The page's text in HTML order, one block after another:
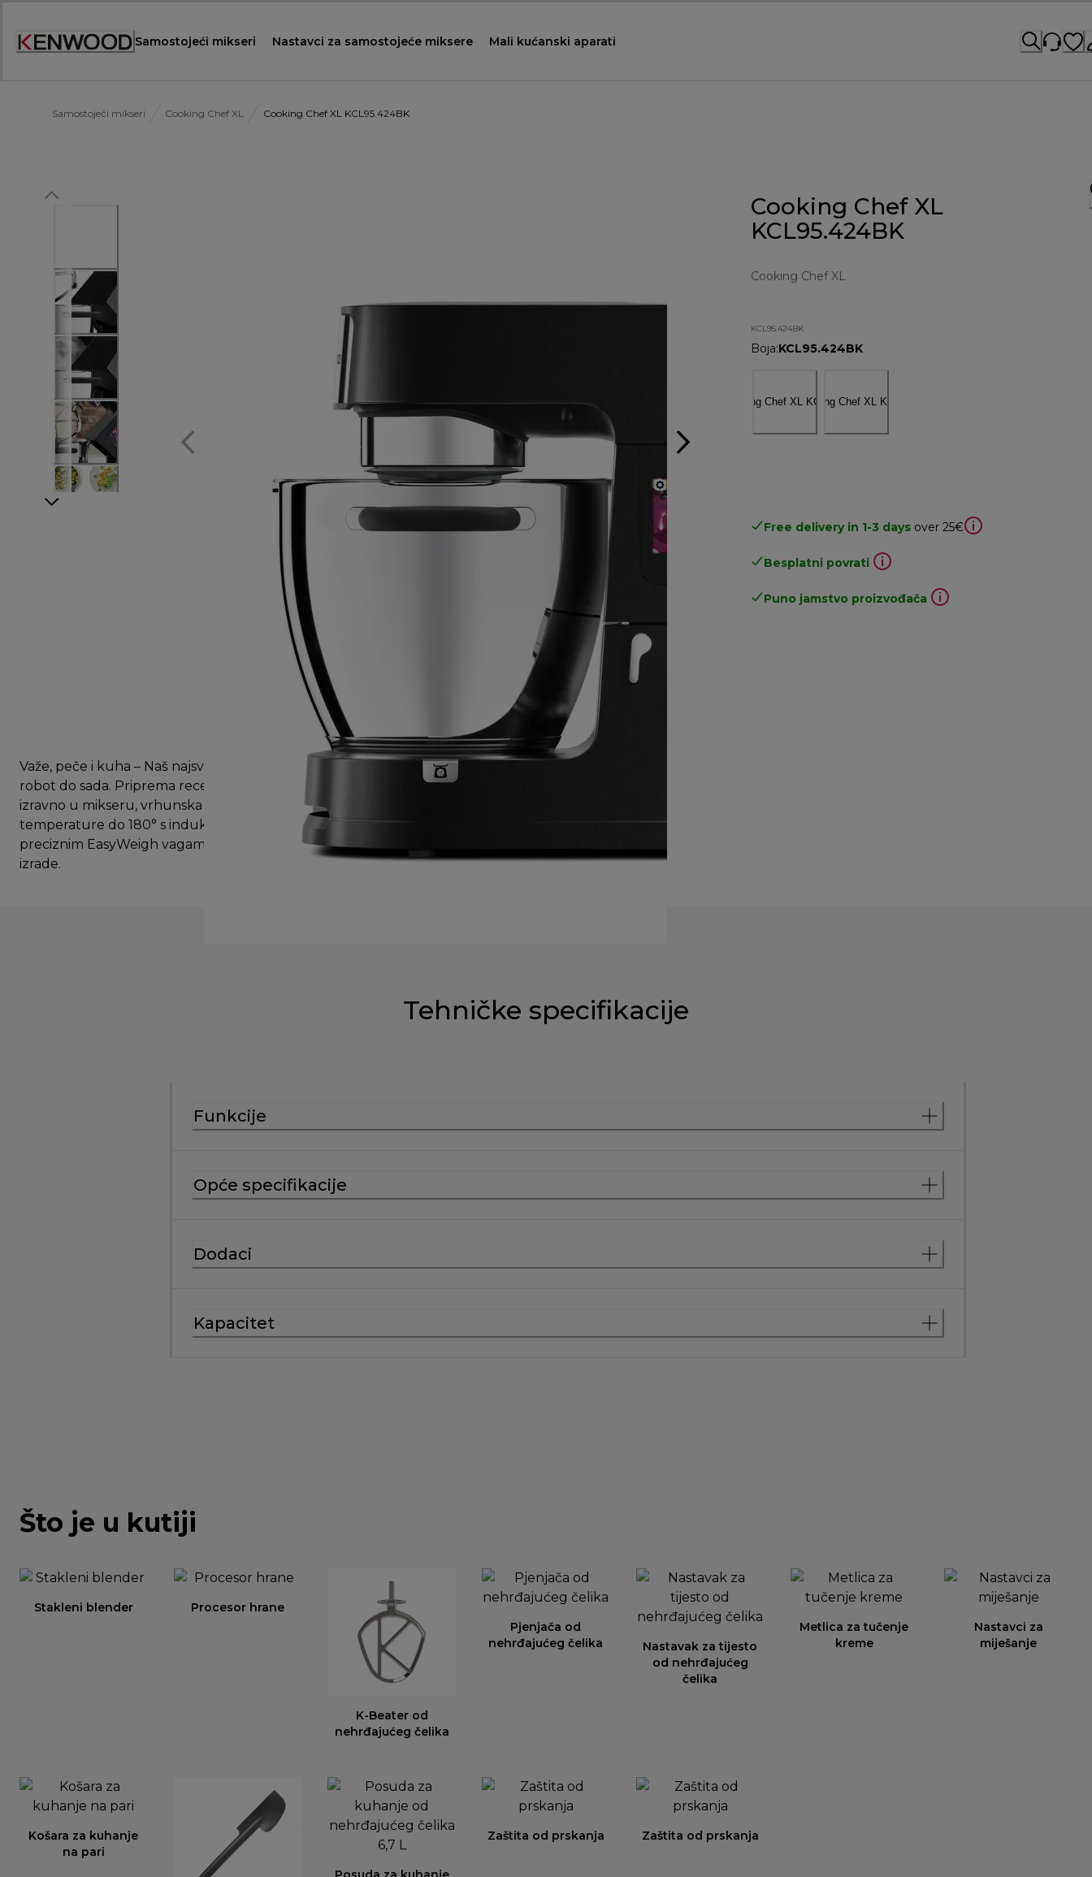
Content
Samostojeći mikseri Nastavci za samostojeće miksere Mali kućanski aparati
Samostojeći mikseri Cooking Chef XL Cooking Chef XL KCL95.424BK
Cooking Chef XL
KCL95.424BK
Cooking Chef XL
KCL95.424BK
Boja:KCL95.424BK
Free delivery in 1-3 days over 25€
Besplatni povrati
Puno jamstvo proizvođača
Važe, peče i kuha – Naš najsvestraniji kuhinjski
robot do sada. Priprema recepata korak po korak
izravno u mikseru, vrhunska kontrola
temperature do 180° s indukcijskim grijačem i
preciznim EasyWeigh vagama. Sloboda kuhanja i
izrade.
Tehničke specifikacije
Funkcije
Opće specifikacije
Dodaci
Kapacitet
Što je u kutiji
Stakleni blender Procesor hrane
K-Beater od
nehrđajućeg čelika
Pjenjača od
nehrđajućeg čelika
Nastavak za tijesto
od nehrđajućeg
čelika
Metlica za tučenje
kreme
Nastavci za
miješanje
Košara za kuhanje
na pari
Zaštita od prskanja Zaštita od prskanja